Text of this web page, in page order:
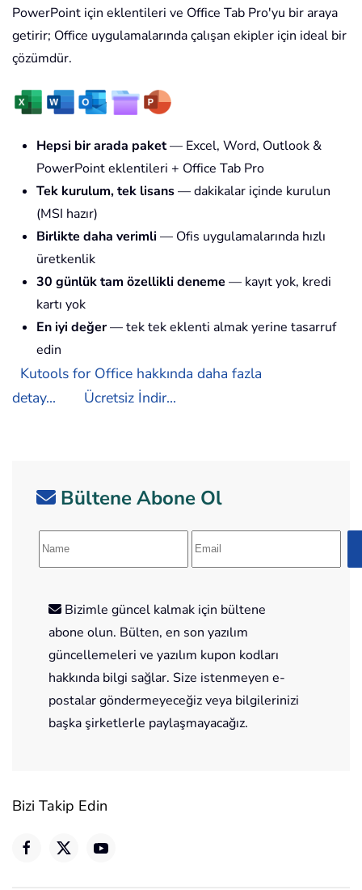
PowerPoint için eklentileri ve Office Tab Pro'yu bir araya
getirir; Office uygulamalarında çalışan ekipler için ideal bir
çözümdür.
Hepsi bir arada paket— Excel, Word, Outlook &
PowerPoint eklentileri + Office Tab Pro
Tek kurulum, tek lisans— dakikalar içinde kurulun
(MSI hazır)
Birlikte daha verimli — Ofis uygulamalarında hızlı
üretkenlik
30 günlük tam özellikli deneme — kayıt yok, kredi
kartı yok
En iyi değer— tek tek eklenti almak yerine tasarruf
edin
Kutools for Office hakkında daha fazla
detay...
Ücretsiz İndir...
Bültene Abone Ol
Bizimle güncel kalmak için bültene
abone olun. Bülten, en son yazılım
güncellemeleri ve yazılım kupon kodları
hakkında bilgi sağlar. Size istenmeyen e-
postalar göndermeyeceğiz veya bilgilerinizi
başka şirketlerle paylaşmayacağız.
Bizi Takip Edin